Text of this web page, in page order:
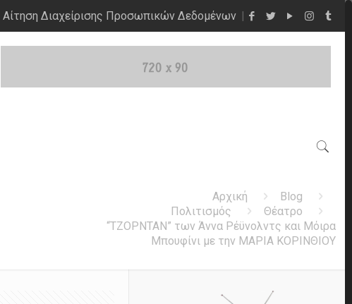
Αίτηση Διαχείρισης Προσωπικών Δεδομένων
Αρχική
Blog
Πολιτισμός
Θέατρο
“ΤΖΟΡΝΤΑΝ” των Άννα Ρέϋνολντς και Μόιρα
Μπουφίνι με την ΜΑΡΙΑ ΚΟΡΙΝΘΙΟΥ